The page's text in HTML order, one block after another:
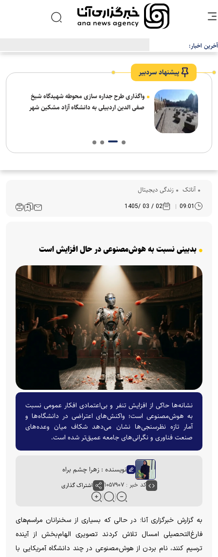
آخرین اخبار:
پیشنهاد سردبیر
واگذاری طرح جداره سازی محوطه شهیدگاه شیخ
صفی الدین اردبیلی به دانشگاه آزاد مشکین شهر
آناتک زندگی دیجیتال
09:01
02 / 03 /1405
بدبینی نسبت به هوش‌مصنوعی در حال افزایش است
نشانه‌ها حاکی از افزایش تنفر و بی‌اعتمادی افکار عمومی نسبت
به هوش‌مصنوعی است؛ واکنش‌های اعتراضی در دانشگاه‌ها و
آمار تازه نظرسنجی‌ها نشان می‌دهد شکاف میان وعده‌های
صنعت فناوری و نگرانی‌های جامعه عمیق‌تر شده است.
نویسنده : زهرا چشم براه
کد خبر : ۱۰۵۷۹۰۷ اشتراک گذاری
به گزارش خبرگزاری آنا؛ در حالی که بسیاری از سخنرانان مراسم‌های
فارغ‌التحصیلی امسال تلاش کردند تصویری الهام‌بخش از آینده
ترسیم کنند، نام بردن از هوش‌مصنوعی در چند دانشگاه آمریکایی با